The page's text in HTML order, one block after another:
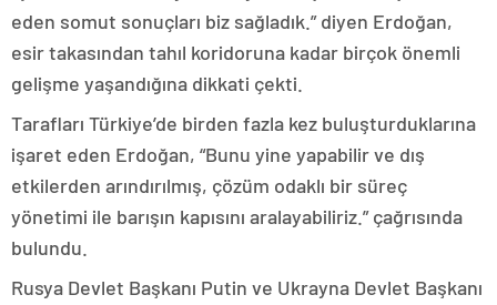
eden somut sonuçları biz sağladık.” diyen Erdoğan,
esir takasından tahıl koridoruna kadar birçok önemli
gelişme yaşandığına dikkati çekti.
Tarafları Türkiye’de birden fazla kez buluşturduklarına
işaret eden Erdoğan, “Bunu yine yapabilir ve dış
etkilerden arındırılmış, çözüm odaklı bir süreç
yönetimi ile barışın kapısını aralayabiliriz.” çağrısında
bulundu.
Rusya Devlet Başkanı Putin ve Ukrayna Devlet Başkanı